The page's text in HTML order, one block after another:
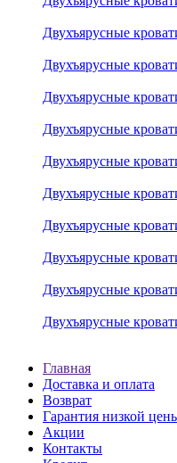
Двухъярусные
Двухъярусные
Двухъярусные
Двухъярусные
Двухъярусные
Двухъярусные
Двухъярусные
Двухъярусные
Двухъярусные
Двухъярусные
Главная
Доставка и оплата
Возврат
Гарантия низкой
Акции
Контакты